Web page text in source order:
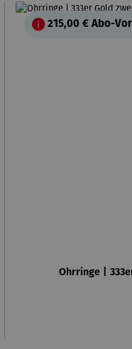
215,00 € Abo-
Ohrringe |